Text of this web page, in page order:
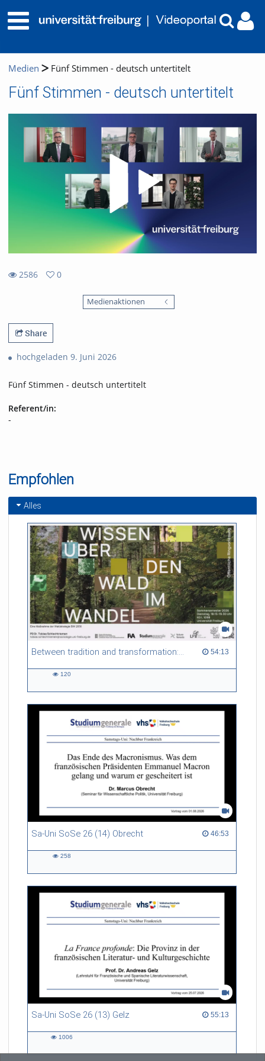
Medien Fünf Stimmen - deutsch untertitelt
Fünf Stimmen - deutsch untertitelt
2586
0
Medienaktionen
Share
hochgeladen 9. Juni 2026
Fünf Stimmen - deutsch untertitelt
Referent/in:
-
Empfohlen
Alles
Between tradition and transformation: how owners, advisers and institutions co-create knowledge for resilient forests in Europe 54:13
54:13 duration
120
Sa-Uni SoSe 26 (14) Obrecht 46:53
46:53 duration
258
Sa-Uni SoSe 26 (13) Gelz 55:13
55:13 duration
1006